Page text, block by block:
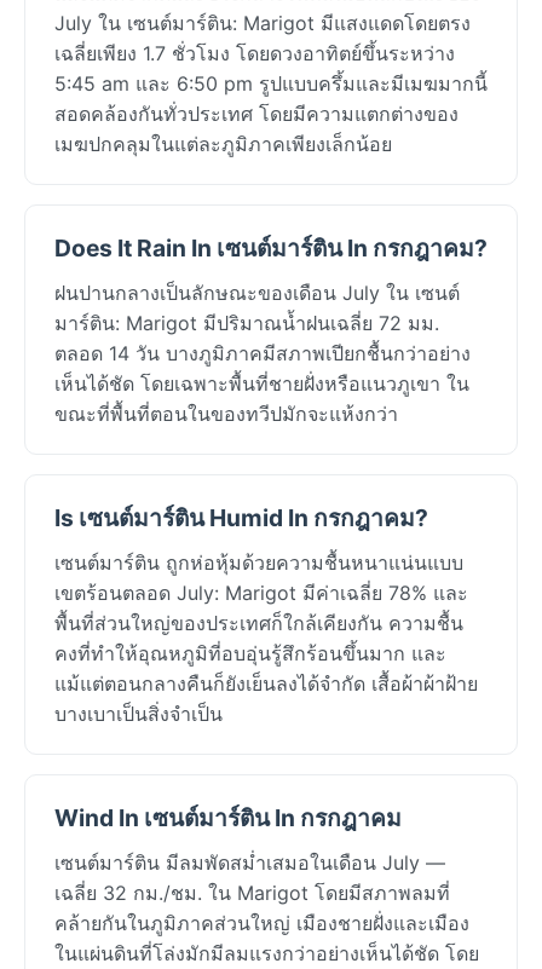
July ใน เซนต์มาร์ติน: Marigot มีแสงแดดโดยตรง
เฉลี่ยเพียง 1.7 ชั่วโมง โดยดวงอาทิตย์ขึ้นระหว่าง
5:45 am และ 6:50 pm รูปแบบครึ้มและมีเมฆมากนี้
สอดคล้องกันทั่วประเทศ โดยมีความแตกต่างของ
เมฆปกคลุมในแต่ละภูมิภาคเพียงเล็กน้อย
Does It Rain In เซนต์มาร์ติน In กรกฎาคม?
ฝนปานกลางเป็นลักษณะของเดือน July ใน เซนต์
มาร์ติน: Marigot มีปริมาณน้ำฝนเฉลี่ย 72 มม.
ตลอด 14 วัน บางภูมิภาคมีสภาพเปียกชื้นกว่าอย่าง
เห็นได้ชัด โดยเฉพาะพื้นที่ชายฝั่งหรือแนวภูเขา ใน
ขณะที่พื้นที่ตอนในของทวีปมักจะแห้งกว่า
Is เซนต์มาร์ติน Humid In กรกฎาคม?
เซนต์มาร์ติน ถูกห่อหุ้มด้วยความชื้นหนาแน่นแบบ
เขตร้อนตลอด July: Marigot มีค่าเฉลี่ย 78% และ
พื้นที่ส่วนใหญ่ของประเทศก็ใกล้เคียงกัน ความชื้น
คงที่ทำให้อุณหภูมิที่อบอุ่นรู้สึกร้อนขึ้นมาก และ
แม้แต่ตอนกลางคืนก็ยังเย็นลงได้จำกัด เสื้อผ้าผ้าฝ้าย
บางเบาเป็นสิ่งจำเป็น
Wind In เซนต์มาร์ติน In กรกฎาคม
เซนต์มาร์ติน มีลมพัดสม่ำเสมอในเดือน July —
เฉลี่ย 32 กม./ชม. ใน Marigot โดยมีสภาพลมที่
คล้ายกันในภูมิภาคส่วนใหญ่ เมืองชายฝั่งและเมือง
ในแผ่นดินที่โล่งมักมีลมแรงกว่าอย่างเห็นได้ชัด โดย